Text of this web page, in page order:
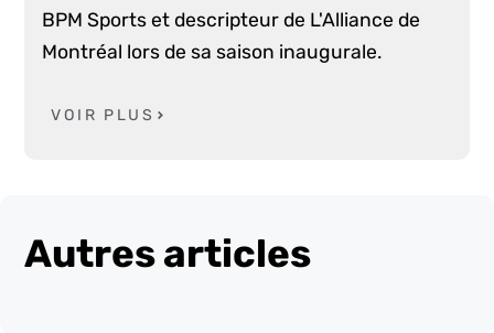
BPM Sports et descripteur de L'Alliance de
Montréal lors de sa saison inaugurale.
VOIR PLUS
Autres articles